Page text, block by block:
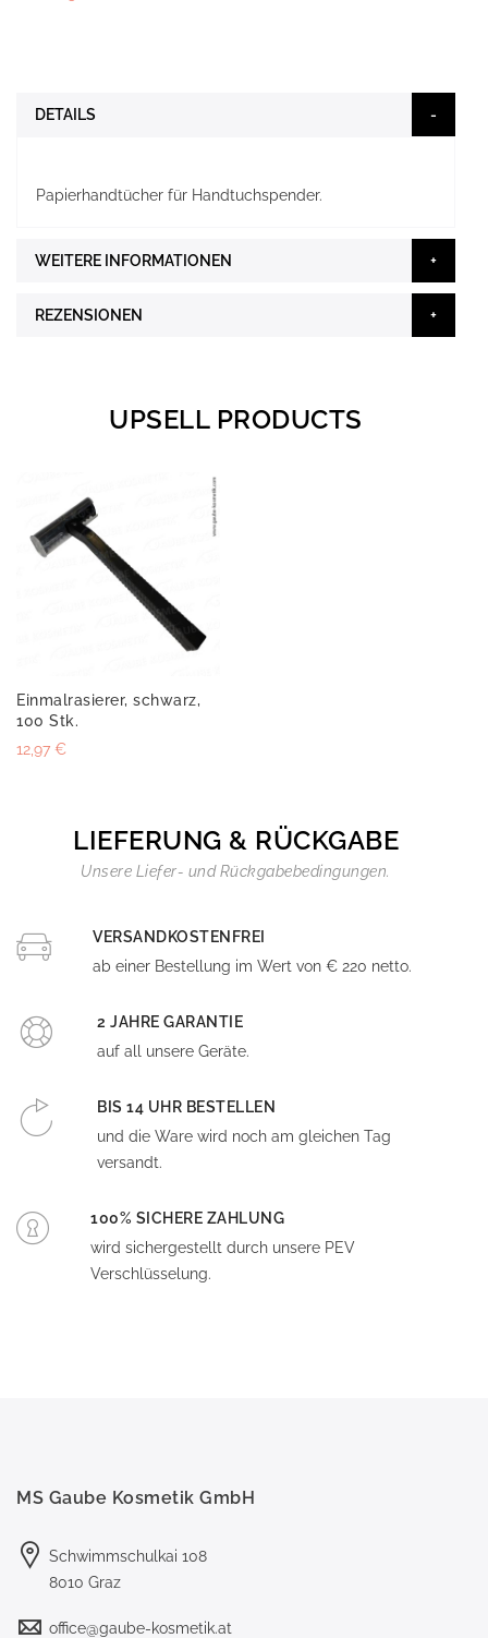
DETAILS
Papierhandtücher für Handtuchspender.
WEITERE INFORMATIONEN
REZENSIONEN
UPSELL PRODUCTS
Einmalrasierer, schwarz,
100 Stk.
12,97 €
LIEFERUNG & RÜCKGABE
Unsere Liefer- und Rückgabebedingungen.
VERSANDKOSTENFREI
ab einer Bestellung im Wert von € 220 netto.
2 JAHRE GARANTIE
auf all unsere Geräte.
BIS 14 UHR BESTELLEN
und die Ware wird noch am gleichen Tag
versandt.
100% SICHERE ZAHLUNG
wird sichergestellt durch unsere PEV
Verschlüsselung.
MS Gaube Kosmetik GmbH
Schwimmschulkai 108
8010 Graz
office@gaube-kosmetik.at